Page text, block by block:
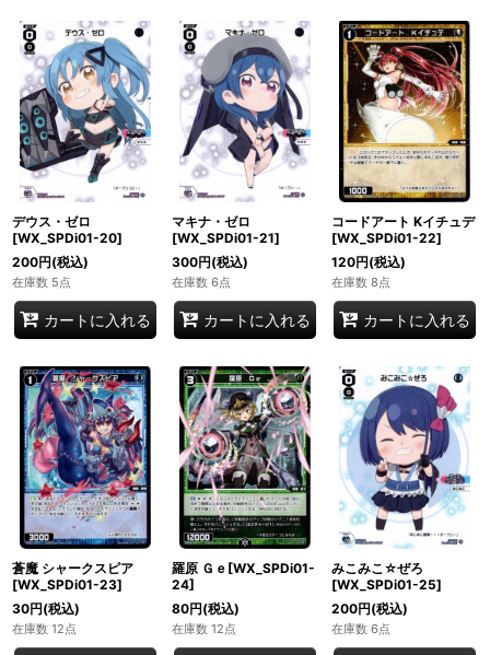
デウス・ゼロ
[WX_SPDi01-20]
200円(税込)
在庫数 5点
カートに入れる
マキナ・ゼロ
[WX_SPDi01-21]
300円(税込)
在庫数 6点
カートに入れる
コードアート Kイチュデ
[WX_SPDi01-22]
120円(税込)
在庫数 8点
カートに入れる
蒼魔 シャークスピア
[WX_SPDi01-23]
30円(税込)
在庫数 12点
羅原 Ｇｅ[WX_SPDi01-
24]
80円(税込)
在庫数 12点
みこみこ☆ぜろ
[WX_SPDi01-25]
200円(税込)
在庫数 6点